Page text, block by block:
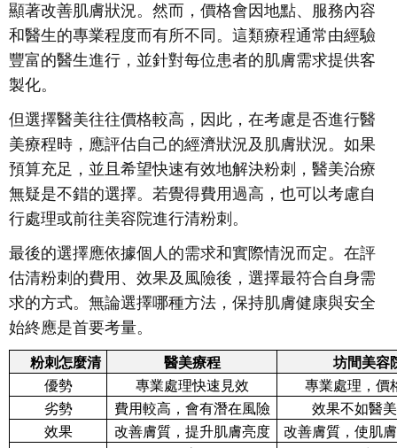
顯著改善肌膚狀況。然而，價格會因地點、服務內容
和醫生的專業程度而有所不同。這類療程通常由經驗
豐富的醫生進行，並針對每位患者的肌膚需求提供客
製化。
但選擇醫美往往價格較高，因此，在考慮是否進行醫
美療程時，應評估自己的經濟狀況及肌膚狀況。如果
預算充足，並且希望快速有效地解決粉刺，醫美治療
無疑是不錯的選擇。若覺得費用過高，也可以考慮自
行處理或前往美容院進行清粉刺。
最後的選擇應依據個人的需求和實際情況而定。在評
估清粉刺的費用、效果及風險後，選擇最符合自身需
求的方式。無論選擇哪種方法，保持肌膚健康與安全
始終應是首要考量。
粉刺怎麼清 醫美療程
坊間美容
優勢
專業處理快速見效
專業處理，價
劣勢
費用較高，會有潛在風險
效果不如醫
效果
改善膚質，提升肌膚亮度
改善膚質，使肌